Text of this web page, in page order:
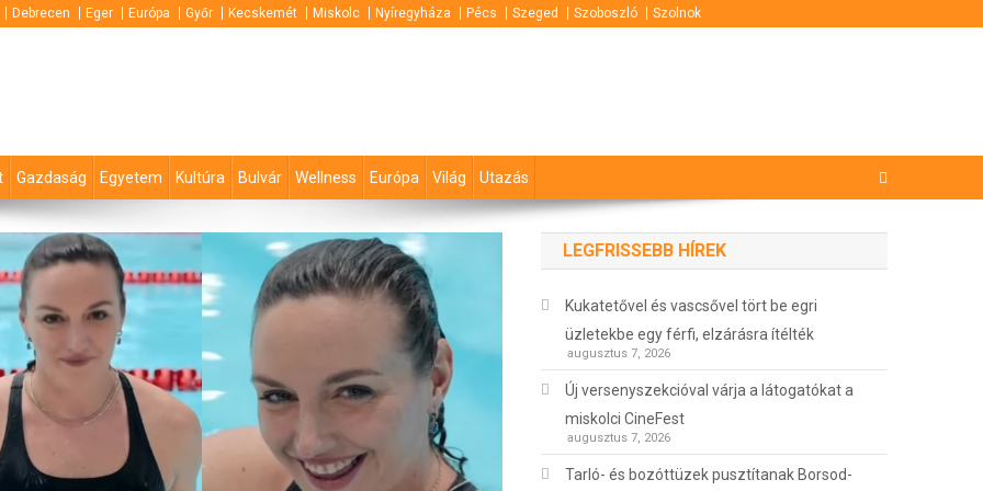
Debrecen Eger Európa Győr Kecskemét Miskolc Nyíregyháza Pécs Szeged Szoboszló Szolnok
Gazdaság Egyetem Kultúra Bulvár Wellness Európa Világ Utazás
LEGFRISSEBB HÍREK
Kukatetővel és vascsővel tört be egri
üzletekbe egy férfi, elzárásra ítélték
augusztus 7, 2026
Új versenyszekcióval várja a látogatókat a
miskolci CineFest
augusztus 7, 2026
Tarló- és bozóttüzek pusztítanak Borsod-